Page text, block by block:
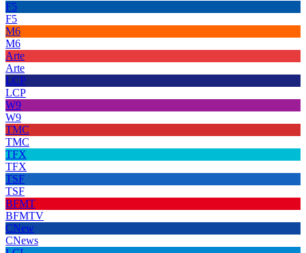
F5
F5
M6
M6
Arte
Arte
LCP
LCP
W9
W9
TMC
TMC
TFX
TFX
TSF
TSF
BFMT
BFMTV
CNew
CNews